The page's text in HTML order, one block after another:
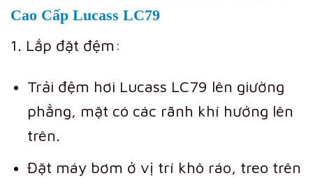
Cao Cấp Lucass LC79
1. Lắp đặt đệm:
Trải đệm hơi Lucass LC79 lên giường
phẳng, mặt có các rãnh khí hướng lên
trên.
Đặt máy bơm ở vị trí khô ráo, treo trên